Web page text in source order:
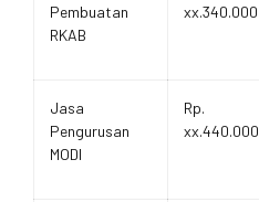
Pembuatan
RKAB
xx.340.000
Jasa
Pengurusan
MODI
Rp.
xx.440.000